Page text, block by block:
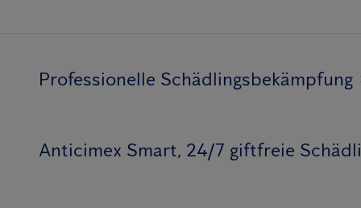
Professionelle Schädlingsbekämpfung
Anticimex Smart, 24/7 giftfreie